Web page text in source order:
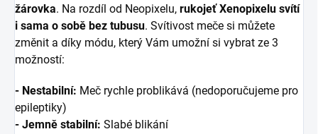
žárovka. Na rozdíl od Neopixelu, rukojeť Xenopixelu svítí
i sama o sobě bez tubusu. Svítivost meče si můžete
změnit a díky módu, který Vám umožní si vybrat ze 3
možností:
- Nestabilní: Meč rychle problikává (nedoporučujeme pro
epileptiky)
- Jemně stabilní: Slabé blikání